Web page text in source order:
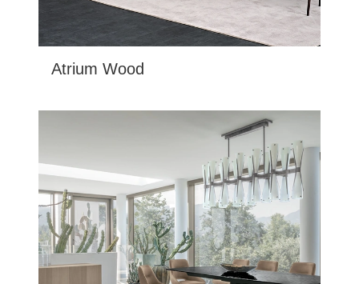
Atrium Wood